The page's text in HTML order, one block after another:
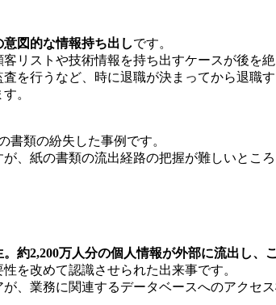
意図的な情報持ち出しです。
リストや技術情報を持ち出すケースが後を絶
を行うなど、時に退職が決まってから退職
。
書類の紛失した事例です。
、紙の書類の流出経路の把握が難しいとこ
約2,200万人分の個人情報が外部に流出し、
を改めて認識させられた出来事です。
、業務に関連するデータベースへのアクセ